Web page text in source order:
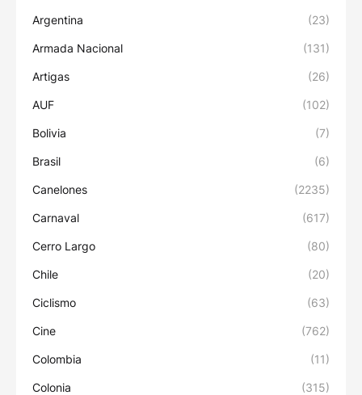
Argentina (23)
Armada Nacional (131)
Artigas (26)
AUF (102)
Bolivia (7)
Brasil (6)
Canelones (2235)
Carnaval (617)
Cerro Largo (80)
Chile (20)
Ciclismo (63)
Cine (762)
Colombia (11)
Colonia (315)